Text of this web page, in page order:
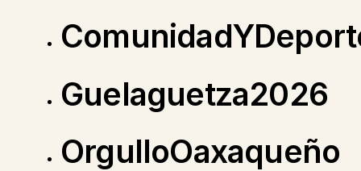
Guelaguetza2026
OrgulloOaxaqueño